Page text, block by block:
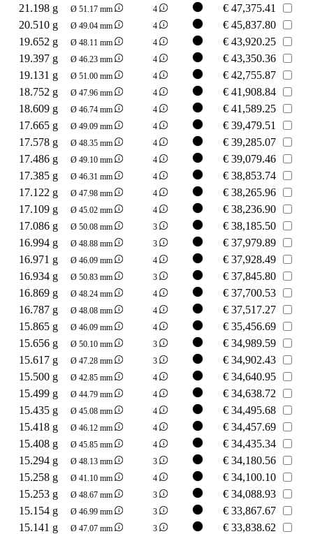
21.198 g Ø 51.17 mm 4 € 47,375.41
20.510 g
Ø 49.04 mm 4 € 45,837.80
19.652 g
Ø 48.11 mm 4 € 43,920.25
19.397 g
Ø 46.23 mm 4 € 43,350.36
19.131 g
Ø 51.00 mm 4 € 42,755.87
18.752 g
Ø 47.96 mm 4 € 41,908.84
18.609 g
Ø 46.74 mm 4 € 41,589.25
17.665 g
Ø 49.09 mm 4 € 39,479.51
17.578 g
Ø 48.35 mm 4 € 39,285.07
17.486 g
Ø 49.10 mm 4 € 39,079.46
17.385 g
Ø 46.31 mm 4 € 38,853.74
17.122 g
Ø 47.98 mm 4 € 38,265.96
17.109 g
Ø 45.02 mm 4 € 38,236.90
17.086 g
Ø 50.08 mm 3 € 38,185.50
16.994 g
Ø 48.88 mm 3 € 37,979.89
16.971 g
Ø 46.09 mm 4 € 37,928.49
16.934 g
Ø 50.83 mm 3 € 37,845.80
16.869 g
Ø 48.24 mm 4 € 37,700.53
16.787 g
Ø 48.08 mm 4 € 37,517.27
15.865 g
Ø 46.09 mm 4 € 35,456.69
15.656 g
Ø 50.10 mm 3 € 34,989.59
15.617 g
Ø 47.28 mm 3 € 34,902.43
15.500 g
Ø 42.85 mm 4 € 34,640.95
15.499 g
Ø 44.79 mm 4 € 34,638.72
15.435 g
Ø 45.08 mm 4 € 34,495.68
15.418 g
Ø 46.12 mm 4 € 34,457.69
15.408 g
Ø 45.85 mm 4 € 34,435.34
15.294 g
Ø 48.13 mm 3 € 34,180.56
15.258 g
Ø 41.10 mm 4 € 34,100.10
15.253 g
Ø 48.67 mm 3 € 34,088.93
15.154 g
Ø 46.99 mm 3 € 33,867.67
15.141 g
Ø 47.07 mm 3 € 33,838.62